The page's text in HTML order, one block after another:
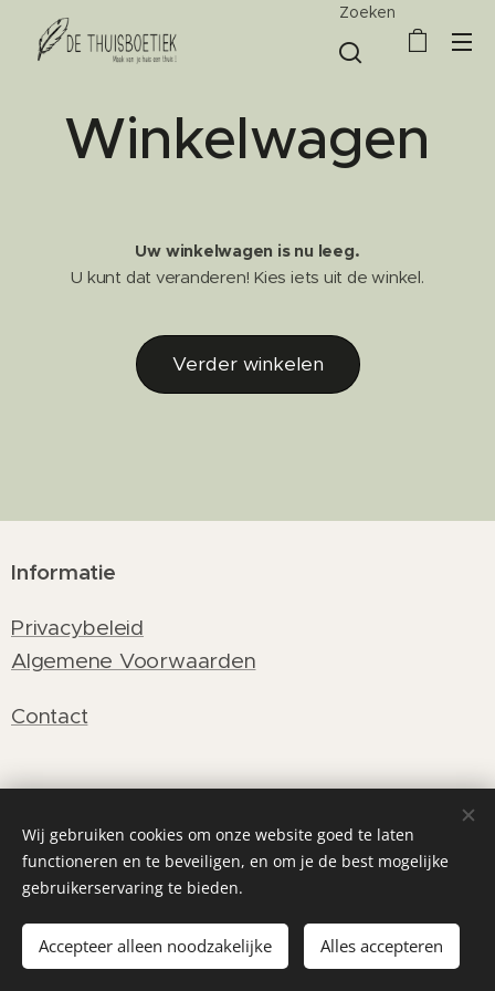
Zoeken
Winkelwagen
Uw winkelwagen is nu leeg.
U kunt dat veranderen! Kies iets uit de winkel.
Verder winkelen
Informatie
Privacybeleid
Algemene Voorwaarden
Contact
Instagram De Thuisboetiek
Cookies
Wij gebruiken cookies om onze website goed te laten
functioneren en te beveiligen, en om je de best mogelijke
gebruikerservaring te bieden.
Accepteer alleen noodzakelijke Alles accepteren